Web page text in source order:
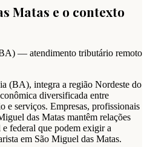
Matas e o contexto
) — atendimento tributário remoto
(BA), integra a região Nordeste do
diversificada entre
e serviços. Empresas, profissionais
das Matas mantêm relações
federal que podem exigir a
em São Miguel das Matas.